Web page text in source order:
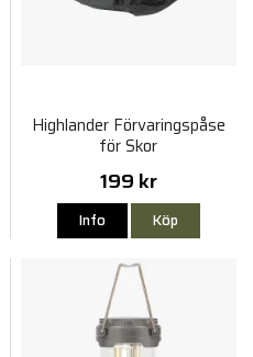
Highlander Förvaringspåse
för Skor
199 kr
Info Köp